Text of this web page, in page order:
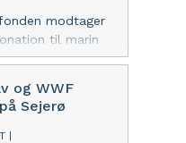
modtager
til marin
der går til at
af det
Sejerø
og WWF
Sejerø